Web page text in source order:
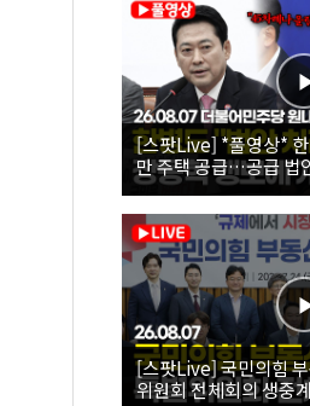
[스팟Live] *풀영상*
만 주택 공급…공급 법
26.08.07 더불어민주
[스팟Live] 국민의힘
위원회 전체회의 생중